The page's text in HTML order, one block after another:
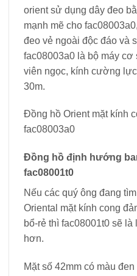
orient sử dụng dây đeo
mạnh mẽ cho
đeo vẻ ngoài độc đáo và
fac08003a0 là bộ máy
viên ngọc, kính cường
30m.
Đồng hồ Orient mặt kính
fac08003a0
Đồng hồ định hướng
fac08001t0
Nếu các quý ông đang
Oriental mặt kính cong
bổ-rẻ thì fac08001t0 sẽ
hơn.
Mặt số 42mm có màu